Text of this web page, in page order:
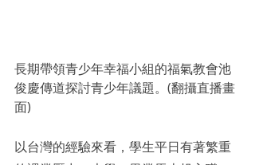
長期帶領青少年幸福小組的福氣教會池
俊慶傳道探討青少年議題。(翻攝直播畫
面)
以台灣的經驗來看，學生平日有著繁重